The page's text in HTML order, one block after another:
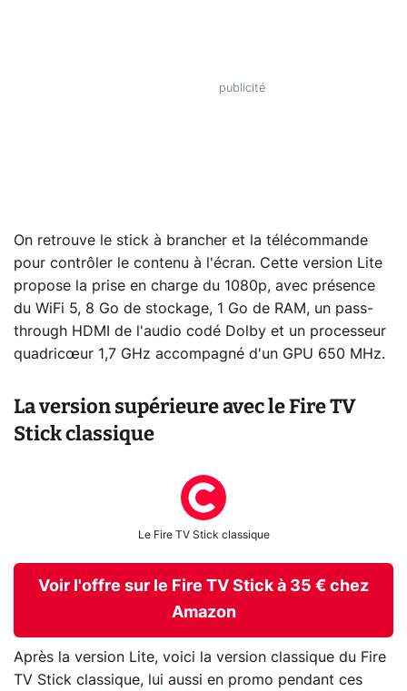
On retrouve le stick à brancher et la télécommande
pour contrôler le contenu à l'écran. Cette version Lite
propose la prise en charge du 1080p, avec présence
du WiFi 5, 8 Go de stockage, 1 Go de RAM, un pass-
through HDMI de l'audio codé Dolby et un processeur
quadricœur 1,7 GHz accompagné d'un GPU 650 MHz.
La version supérieure avec le Fire TV
Stick classique
Le Fire TV Stick classique
Voir l'offre sur le Fire TV Stick à 35 € chez
Amazon
Après la version Lite, voici la version classique du Fire
TV Stick classique, lui aussi en promo pendant ces